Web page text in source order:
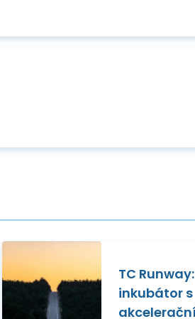
TC Runway:
inkubátor s